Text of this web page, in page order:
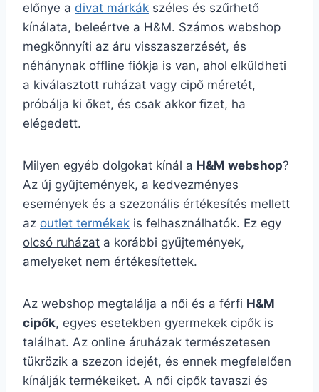
előnye a divat márkák széles és szűrhető
kínálata, beleértve a H&M. Számos webshop
megkönnyíti az áru visszaszerzését, és
néhánynak offline fiókja is van, ahol elküldheti
a kiválasztott ruházat vagy cipő méretét,
próbálja ki őket, és csak akkor fizet, ha
elégedett.
Milyen egyéb dolgokat kínál a H&M webshop?
Az új gyűjtemények, a kedvezményes
események és a szezonális értékesítés mellett
az outlet termékek is felhasználhatók. Ez egy
olcsó ruházat a korábbi gyűjtemények,
amelyeket nem értékesítettek.
Az webshop megtalálja a női és a férfi H&M
cipők, egyes esetekben gyermekek cipők is
találhat. Az online áruházak természetesen
tükrözik a szezon idejét, és ennek megfelelően
kínálják termékeiket. A női cipők tavaszi és